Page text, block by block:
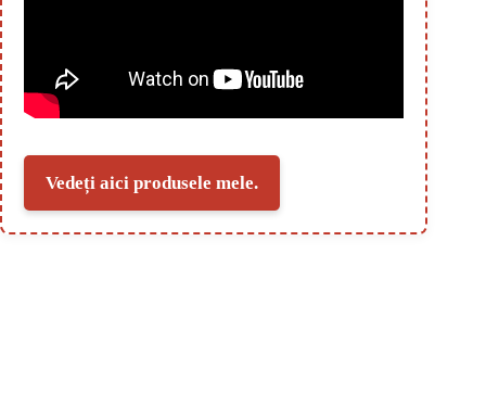
Vedeți aici produsele mele.